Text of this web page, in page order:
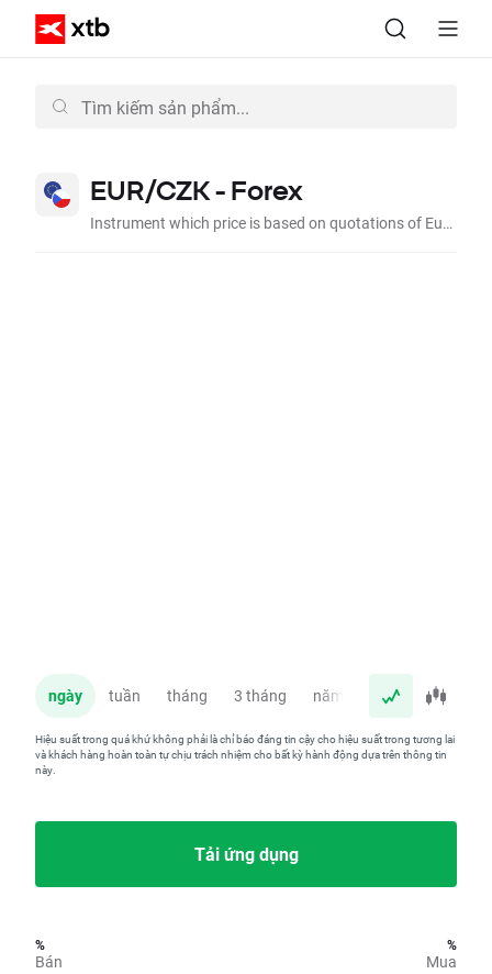
EUR/CZK - Forex
Instrument which price is based on quotations of Euro to Czech Koruna on the interbank market.
ngày tuần tháng 3 tháng năm
Hiệu suất trong quá khứ không phải là chỉ báo đáng tin cậy cho hiệu suất trong tương lai
và khách hàng hoàn toàn tự chịu trách nhiệm cho bất kỳ hành động dựa trên thông tin
này.
Tải ứng dụng
%
Bán
%
Mua